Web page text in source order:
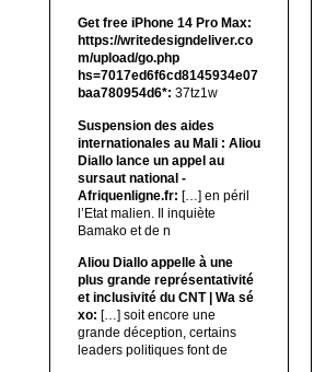
Get free iPhone 14 Pro Max:
https://writedesigndeliver.co
m/upload/go.php
hs=7017ed6f6cd8145934e07
baa780954d6*: 37tz1w
Suspension des aides
internationales au Mali : Aliou
Diallo lance un appel au
sursaut national -
Afriquenligne.fr: […] en péril
l’Etat malien. Il inquiète
Bamako et de n
Aliou Diallo appelle à une
plus grande représentativité
et inclusivité du CNT | Wa sé
xo: […] soit encore une
grande déception, certains
leaders politiques font de